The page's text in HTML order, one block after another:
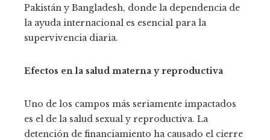
Pakistán y Bangladesh, donde la dependencia de
la ayuda internacional es esencial para la
supervivencia diaria.
Efectos en la salud materna y reproductiva
Uno de los campos más seriamente impactados
es el de la salud sexual y reproductiva. La
detención de financiamiento ha causado el cierre